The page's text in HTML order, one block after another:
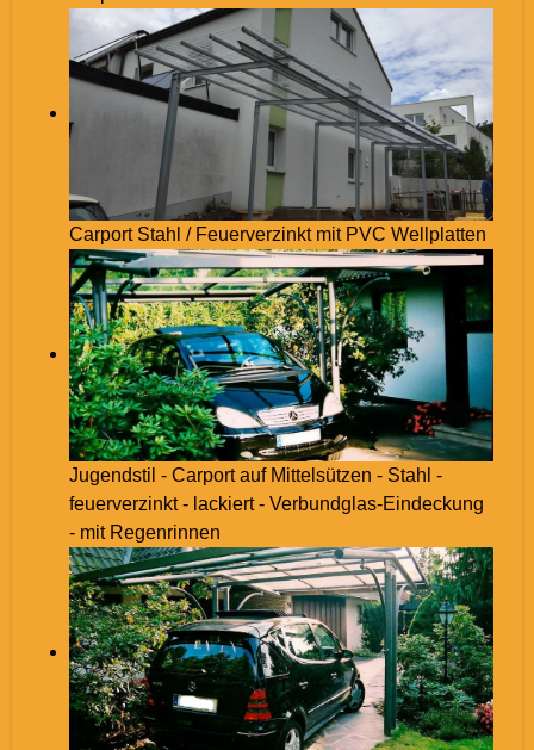
Carport Stahl / Feuerverzinkt mit PVC Wellplatten
Jugendstil - Carport auf Mittelsützen - Stahl -
feuerverzinkt - lackiert - Verbundglas-Eindeckung
- mit Regenrinnen